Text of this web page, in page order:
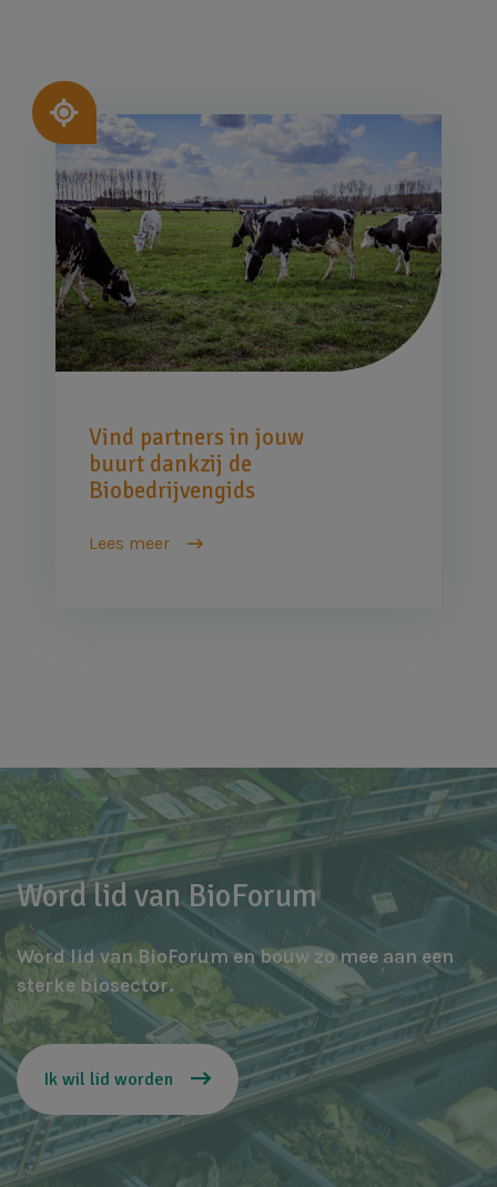
Afbeelding
Vind partners in jouw
buurt dankzij de
Biobedrijvengids
Lees meer
Word lid van BioForum
Word lid van BioForum en bouw zo mee aan een
sterke biosector.
Ik wil lid worden